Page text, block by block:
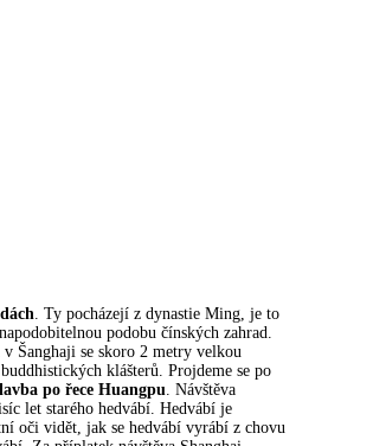
. Ty pocházejí z dynastie Ming, je to
podobu čínských zahrad.
Šanghaji se skoro 2 metry velkou
klášterů. Projdeme se po
po řece Huangpu. Návštěva
let starého hedvábí. Hedvábí je
oči vidět, jak se hedvábí vyrábí z chovu